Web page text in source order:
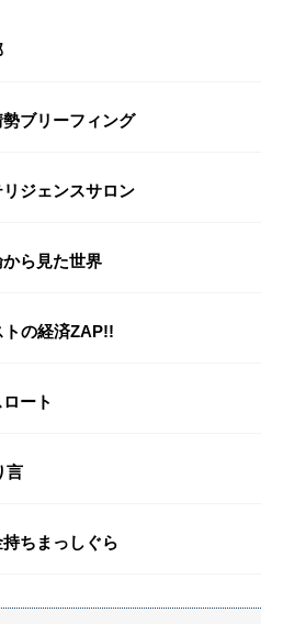
ブリーフィング
ジェンスサロン
ら見た世界
の経済ZAP!!
ート
言
ちまっしぐら